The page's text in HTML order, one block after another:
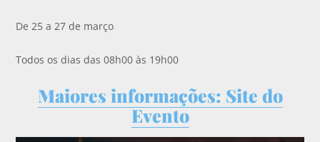
De 25 a 27 de março
Todos os dias das 08h00 às 19h00
Maiores informações: Site do
Evento